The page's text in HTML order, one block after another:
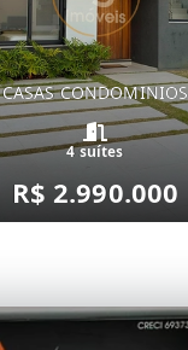
CASAS CONDOMINIOS
4 suítes
R$ 2.990.000